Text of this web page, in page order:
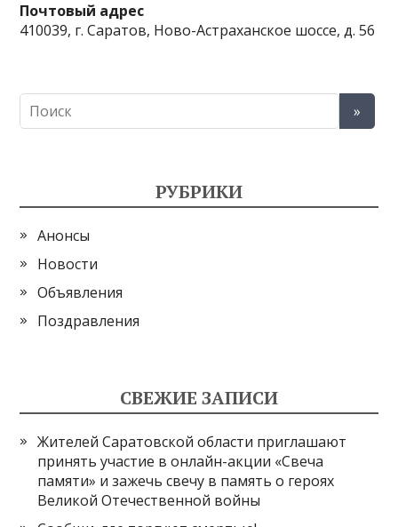
Почтовый адрес
410039, г. Саратов, Ново-Астраханское шоссе, д. 56
РУБРИКИ
Анонсы
Новости
Объявления
Поздравления
СВЕЖИЕ ЗАПИСИ
Жителей Саратовской области приглашают
принять участие в онлайн-акции «Свеча
памяти» и зажечь свечу в память о героях
Великой Отечественной войны